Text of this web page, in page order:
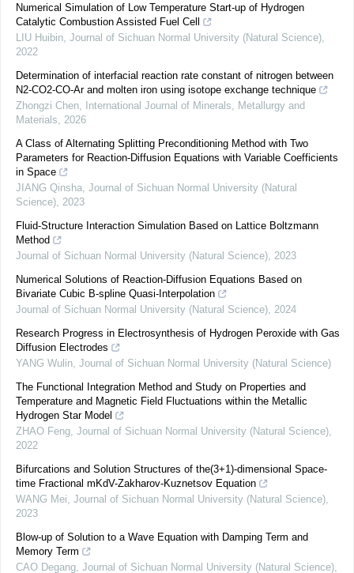
Numerical Simulation of Low Temperature Start-up of Hydrogen
Catalytic Combustion Assisted Fuel Cell
LIU Huibin Journal of Sichuan Normal University (Natural Science)
2022
Determination of interfacial reaction rate constant of nitrogen between
N2-CO2-CO-Ar and molten iron using isotope exchange technique
Zhongzi Chen
International Journal of Minerals, Metallurgy and
Materials
2026
A Class of Alternating Splitting Preconditioning Method with Two
Parameters for Reaction-Diffusion Equations with Variable Coefficients
in Space
JIANG Qinsha Journal of Sichuan Normal University (Natural
Science) 2023
Fluid-Structure Interaction Simulation Based on Lattice Boltzmann
Method
Journal of Sichuan Normal University (Natural Science) 2023
Numerical Solutions of Reaction-Diffusion Equations Based on
Bivariate Cubic B-spline Quasi-Interpolation
Journal of Sichuan Normal University (Natural Science) 2024
Research Progress in Electrosynthesis of Hydrogen Peroxide with Gas
Diffusion Electrodes
YANG Wulin Journal of Sichuan Normal University (Natural Science)
The Functional Integration Method and Study on Properties and
Temperature and Magnetic Field Fluctuations within the Metallic
Hydrogen Star Model
ZHAO Feng Journal of Sichuan Normal University (Natural Science)
2022
Bifurcations and Solution Structures of the(3+1)-dimensional Space-
time Fractional mKdV-Zakharov-Kuznetsov Equation
WANG Mei Journal of Sichuan Normal University (Natural Science)
2023
Blow-up of Solution to a Wave Equation with Damping Term and
Memory Term
CAO Degang Journal of Sichuan Normal University (Natural Science)